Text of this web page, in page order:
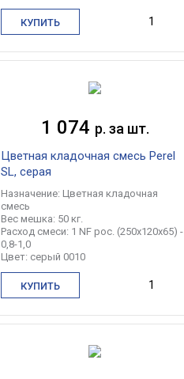
КУПИТЬ
1 074 р. за шт.
Цветная кладочная смесь Perel
SL, серая
Назначение: Цветная кладочная
смесь
Вес мешка: 50 кг.
Расход смеси: 1 NF рос. (250x120x65) -
0,8-1,0
Цвет: серый 0010
КУПИТЬ